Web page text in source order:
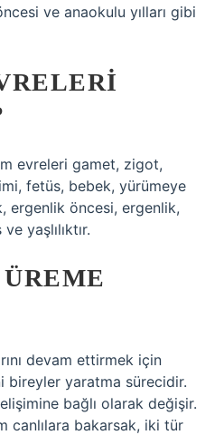
ve anaokulu yılları gibi
evreleri gamet, zigot,
fetüs, bebek, yürümeye
ergenlik öncesi, ergenlik,
yaşlılıktır.
devam ettirmek için
bireyler yaratma sürecidir.
bağlı olarak değişir.
canlılara bakarsak, iki tür